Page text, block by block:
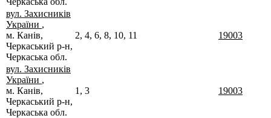
вул. Захисників
України ,
м. Канів,
Черкаський р-н,
Черкаська обл.
2, 4, 6, 8, 10, 11 19003
вул. Захисників
України ,
м. Канів,
Черкаський р-н,
Черкаська обл.
1, 3 19003